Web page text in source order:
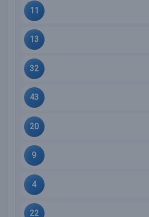
11
13
32
43
20
9
4
22